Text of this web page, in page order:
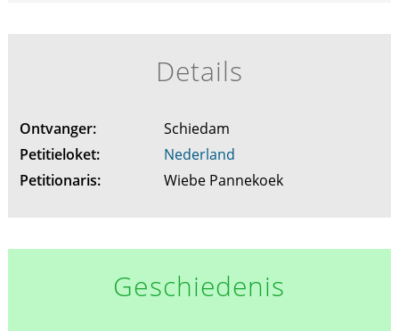
Details
Ontvanger:
Schiedam
Petitieloket:
Nederland
Petitionaris:
Wiebe Pannekoek
Geschiedenis